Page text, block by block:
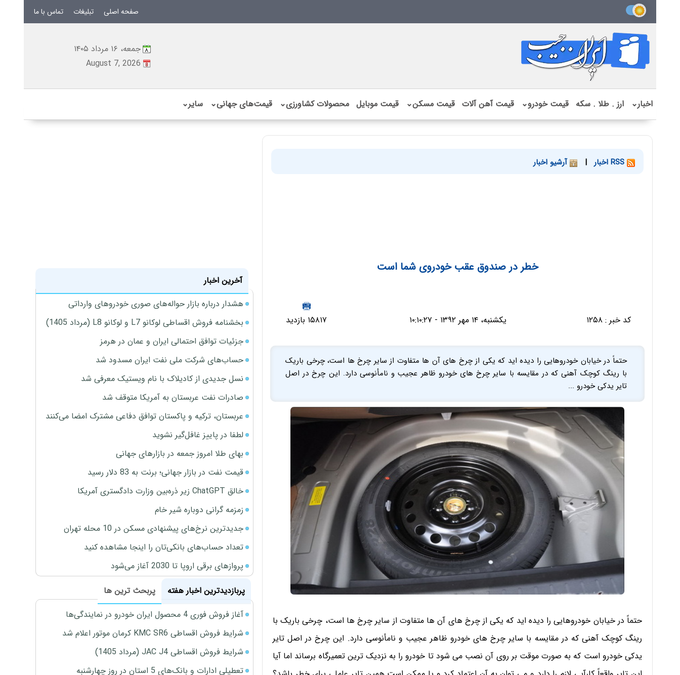
صفحه اصلی تبلیغات تماس با ما
جمعه، ۱۶ مرداد ۱۴۰۵
August 7, 2026
اخبار⌄ ارز . طلا . سکه قیمت خودرو⌄ قیمت آهن آلات قیمت مسکن⌄ قیمت موبایل محصولات کشاورزی⌄ قیمت‌های جهانی⌄ سایر⌄
| آرشیو اخبار
خطر در صندوق عقب خودروی شما است
کد خبر : ۱۲۵۸ یکشنبه، ۱۴ مهر ۱۳۹۲ - ۱۰:۱۰:۲۷ ۱۵۸۱۷ بازدید
حتماً در خیابان خودروهایی را دیده اید که یکی از چرخ های آن ها متفاوت از سایر چرخ ها است، چرخی باریک
با رینگ کوچک آهنی که در مقایسه با سایر چرخ های خودرو ظاهر عجیب و نامأنوسی دارد. این چرخ در اصل
تایر یدکی خودرو ...
حتماً در خیابان خودروهایی را دیده اید که یکی از چرخ های آن ها متفاوت از سایر چرخ ها است، چرخی باریک با
رینگ کوچک آهنی که در مقایسه با سایر چرخ های خودرو ظاهر عجیب و نامأنوسی دارد. این چرخ در اصل تایر
یدکی خودرو است که به صورت موقت بر روی آن نصب می شود تا خودرو را به نزدیک ترین تعمیرگاه برساند اما آیا
آخرین اخبار
هشدار درباره بازار حواله‌های صوری خودروهای وارداتی
بخشنامه فروش اقساطی لوکانو L7 و لوکانو L8 (مرداد 1405)
جزئیات توافق احتمالی ایران و عمان در هرمز
حساب‌های شرکت ملی نفت ایران مسدود شد
نسل جدیدی از کادیلاک با نام ویستیک معرفی شد
صادرات نفت عربستان به آمریکا متوقف شد
عربستان، ترکیه و پاکستان توافق دفاعی مشترک امضا می‌کنند
لطفا در پاییز غافل‌گیر نشوید
بهای طلا امروز جمعه در بازارهای جهانی
قیمت نفت در بازار جهانی؛ برنت به 83 دلار رسید
خالق ChatGPT زیر ذره‌بین وزارت دادگستری آمریکا
زمزمه گرانی دوباره شیر خام
جدیدترین نرخ‌های پیشنهادی مسکن در 10 محله تهران
تعداد حساب‌های بانکی‌تان را اینجا مشاهده کنید
پروازهای برقی اروپا تا 2030 آغاز می‌شود
پربازدیدترین اخبار هفته
پربحث ترین ها
آغاز فروش فوری 4 محصول ایران خودرو در نمایندگی‌ها
شرایط فروش اقساطی KMC SR6 کرمان موتور اعلام شد
شرایط فروش اقساطی JAC J4 (مرداد 1405)
تعطیلی ادارات و بانک‌های 5 استان در روز چهارشنبه